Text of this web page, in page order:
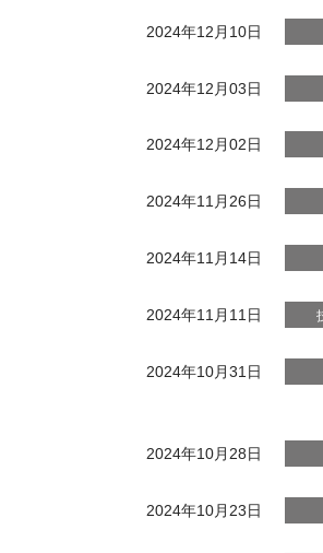
2024年12月10日
2024年12月03日
2024年12月02日
2024年11月26日
2024年11月14日
2024年11月11日
2024年10月31日
2024年10月28日
2024年10月23日